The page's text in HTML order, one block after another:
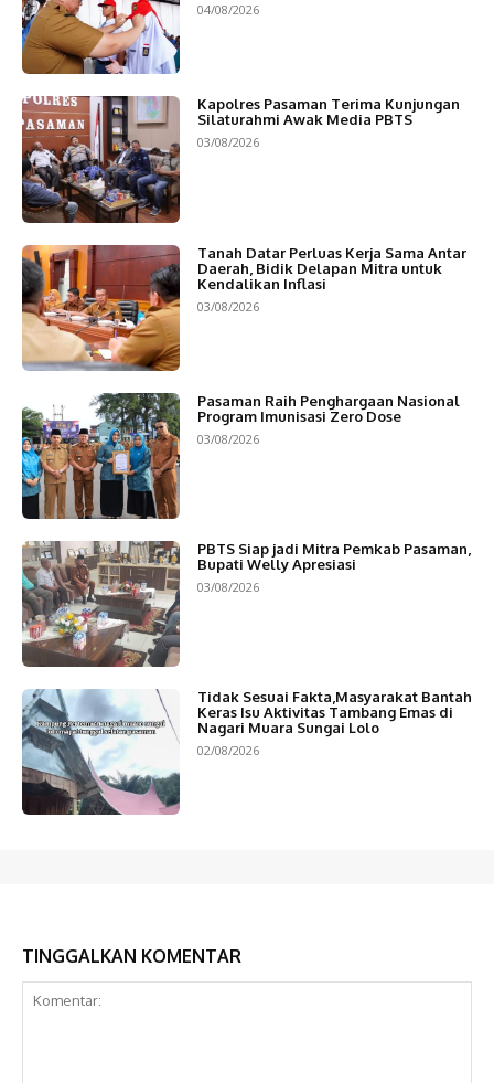
04/08/2026
Kapolres Pasaman Terima Kunjungan
Silaturahmi Awak Media PBTS
03/08/2026
Tanah Datar Perluas Kerja Sama Antar
Daerah, Bidik Delapan Mitra untuk
Kendalikan Inflasi
03/08/2026
Pasaman Raih Penghargaan Nasional
Program Imunisasi Zero Dose
03/08/2026
PBTS Siap jadi Mitra Pemkab Pasaman,
Bupati Welly Apresiasi
03/08/2026
Tidak Sesuai Fakta,Masyarakat Bantah
Keras Isu Aktivitas Tambang Emas di
Nagari Muara Sungai Lolo
02/08/2026
TINGGALKAN KOMENTAR